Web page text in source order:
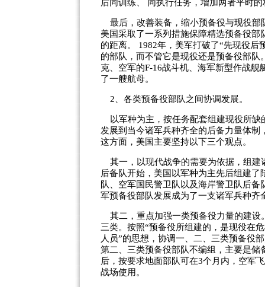
后同训练、 同执行任务，增加两者平时
最后，改善装备，缩小预备役与现役部
美国采取了一系列措施保障精选预备役
的距离。 1982年，美军打破了“先现役
的部队，而不管它是现役还是预备役部
克、空军的F-16战斗机、海军新型作战
了一艘航母。
2、各类预备役部队之间协调发展。
以军种为主，按任务配套组建现役所缺
发展到当今诸军兵种齐全的后备力量体
这方面，美国主要坚持以下三个观点。
其一，以现代战争的需要为依据，组建
后备队开始，美国以军种为主先后组建
队、空军国民警卫队以及海岸警卫队后
军预备役部队发展成为了一支诸军兵种齐
其二，重点加强一类预备役力量的建设
三类。按照“预备役所组建的，是现役在
人员”的思想，协调一、二、三类预备役
第二、三类预备役部队不编组，主要是
后，按要求地面部队可在3个月内，空军
战场使用。